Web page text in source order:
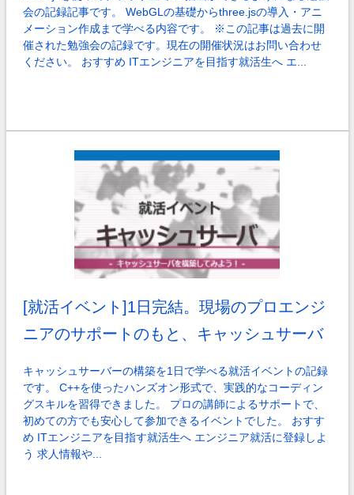
会の記録記事です。 WebGLの基礎からthree.jsの導入・アニ
メーション作成まで学べる内容です。 ※この記事は過去に開
催された勉強会の記録です。現在の開催状況はお問い合わせ
ください。 おすすめ ITエンジニアを目指す就活生へ エ...
[就活イベント]1日完結。現場のプロエンジ
ニアのサポートのもと、キャッシュサーバ
キャッシュサーバーの構築を1日で学べる就活イベントの記録
です。 C++を使ったハンズオン形式で、実践的なコーディン
グスキルを習得できました。 プロの講師によるサポートで、
初めての方でも安心して参加できるイベントでした。 おすす
め ITエンジニアを目指す就活生へ エンジニア就活に登録しよ
う 求人情報や...